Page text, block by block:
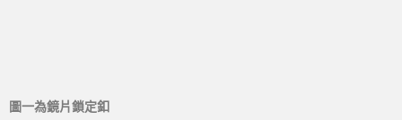
圖一為鏡片鎖定釦